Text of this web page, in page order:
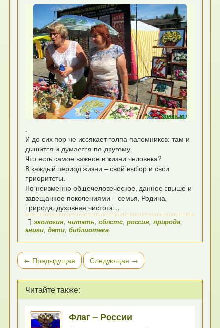
.
И до сих пор не иссякает толпа паломников: там и
дышится и думается по-другому.
Что есть самое важное в жизни человека?
В каждый период жизни – свой выбор и свои
приоритеты.
Но неизменно общечеловеческое, данное свыше и
завещанное поколениями – семья, Родина,
природа, духовная чистота…
экология,читать,сбпстс,россия,природа,
книги,дети,библиотека
← Предыдущая Следующая →
Читайте также:
Флаг – России